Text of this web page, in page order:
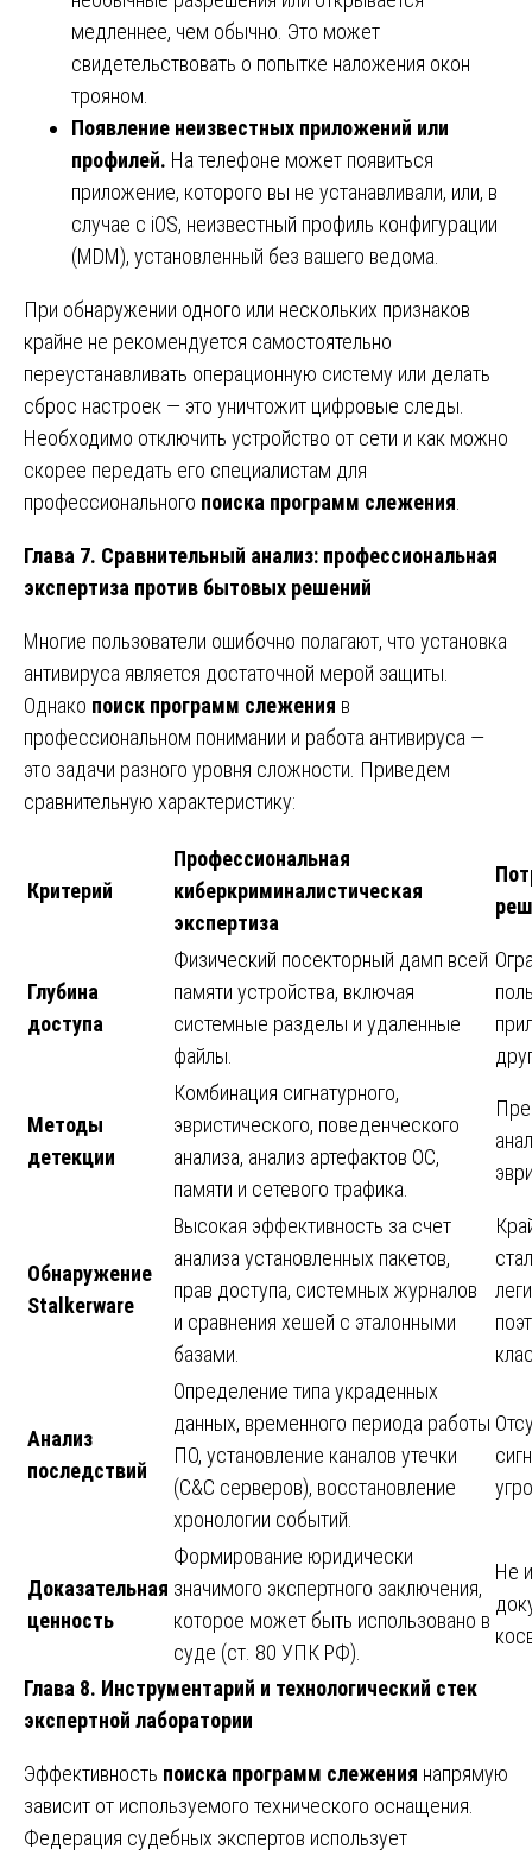
медленнее, чем обычно. Это может
свидетельствовать о попытке наложения окон
трояном.
Появление неизвестных приложений или
профилей. На телефоне может появиться
приложение, которого вы не устанавливали, или, в
случае с iOS, неизвестный профиль конфигурации
(MDM), установленный без вашего ведома.
При обнаружении одного или нескольких признаков
крайне не рекомендуется самостоятельно
переустанавливать операционную систему или делать
сброс настроек — это уничтожит цифровые следы.
Необходимо отключить устройство от сети и как можно
скорее передать его специалистам для
профессионального поиска программ слежения
Глава 7. Сравнительный анализ: профессиональная
экспертиза против бытовых решений
Многие пользователи ошибочно полагают, что установка
антивируса является достаточной мерой защиты.
Однако поиск программ слежения в
профессиональном понимании и работа антивируса —
это задачи разного уровня сложности. Приведем
сравнительную характеристику:
Критерий
Профессиональная
киберкриминалистическая
экспертиза
Глубина
доступа
Физический посекторный дамп всей
памяти устройства, включая
системные разделы и удаленные
файлы.
Методы
детекции
Комбинация сигнатурного,
эвристического, поведенческого
анализа, анализ артефактов ОС,
памяти и сетевого трафика.
Обнаружение
Stalkerware
Высокая эффективность за счет
анализа установленных пакетов,
прав доступа, системных журналов
и сравнения хешей с эталонными
базами.
Анализ
последствий
Определение типа украденных
данных, временного периода работы
ПО, установление каналов утечки
(C&C серверов), восстановление
хронологии событий.
Доказательная
ценность
Формирование юридически
значимого экспертного заключения,
которое может быть использовано в
суде (ст. 80 УПК РФ).
Не
Глава 8. Инструментарий и технологический стек
экспертной лаборатории
Эффективность поиска программ слежения напрямую
зависит от используемого технического оснащения.
Федерация судебных экспертов использует